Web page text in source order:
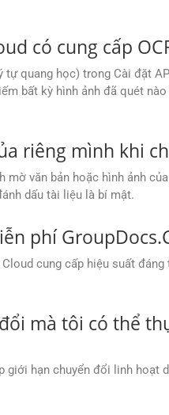
có cung cấp
tự quang học) trong Cài đặt
bất kỳ hình ảnh đã quét
riêng mình khi
mờ văn bản hoặc hình ảnh
dấu tài liệu là bí mật.
phí
cung cấp hiệu suất
mà tôi có thể
giới hạn chuyển đổi linh